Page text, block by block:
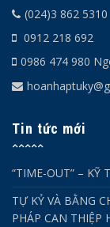
(024)3 862 5310
0912 218 692
0986 474 980
Tin tức mới
“TIME-OUT” – KỸ
TỰ KỶ VÀ BẰNG
PHÁP CAN THIỆP